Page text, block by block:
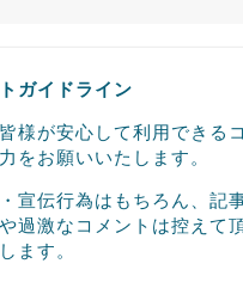
ガイドライン
様が安心して利用できる
をお願いいたします。
宣伝行為はもちろん、記
過激なコメントは控えて
ます。